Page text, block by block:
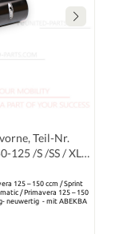
Teil-Nr.
125 /S /SS / XL
125 – 150 ccm / Sprint
/ Primavera 125 – 150
neuwertig - mit ABEKBA
VNB/150